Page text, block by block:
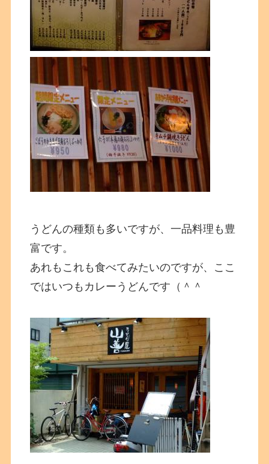
うどんの種類も多いですが、一品料理も豊
富です。
あれもこれも食べてみたいのですが、ここ
ではいつもカレーうどんです（＾＾